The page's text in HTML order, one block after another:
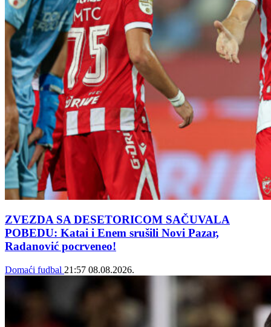
ZVEZDA SA DESETORICOM SAČUVALA
POBEDU: Katai i Enem srušili Novi Pazar,
Radanović pocrveneo!
Domaći fudbal 21:57 08.08.2026.